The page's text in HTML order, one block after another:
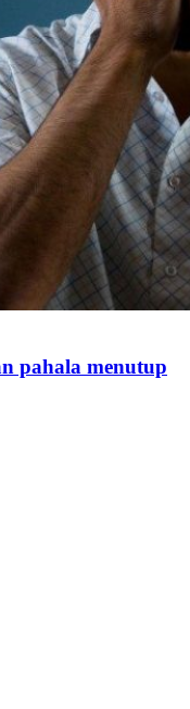
pahala menutup